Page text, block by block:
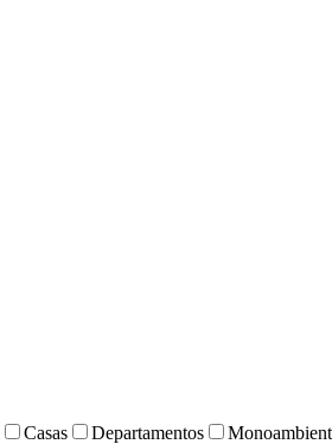
Casas Departamentos